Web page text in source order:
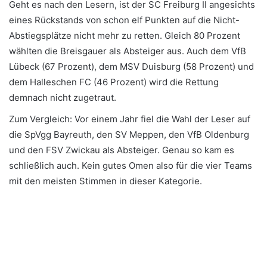
Geht es nach den Lesern, ist der SC Freiburg II angesichts
eines Rückstands von schon elf Punkten auf die Nicht-
Abstiegsplätze nicht mehr zu retten. Gleich 80 Prozent
wählten die Breisgauer als Absteiger aus. Auch dem VfB
Lübeck (67 Prozent), dem MSV Duisburg (58 Prozent) und
dem Halleschen FC (46 Prozent) wird die Rettung
demnach nicht zugetraut.
Zum Vergleich: Vor einem Jahr fiel die Wahl der Leser auf
die SpVgg Bayreuth, den SV Meppen, den VfB Oldenburg
und den FSV Zwickau als Absteiger. Genau so kam es
schließlich auch. Kein gutes Omen also für die vier Teams
mit den meisten Stimmen in dieser Kategorie.